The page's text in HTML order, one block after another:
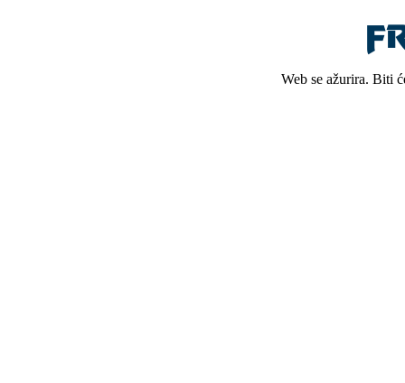
Web se ažurira. Biti